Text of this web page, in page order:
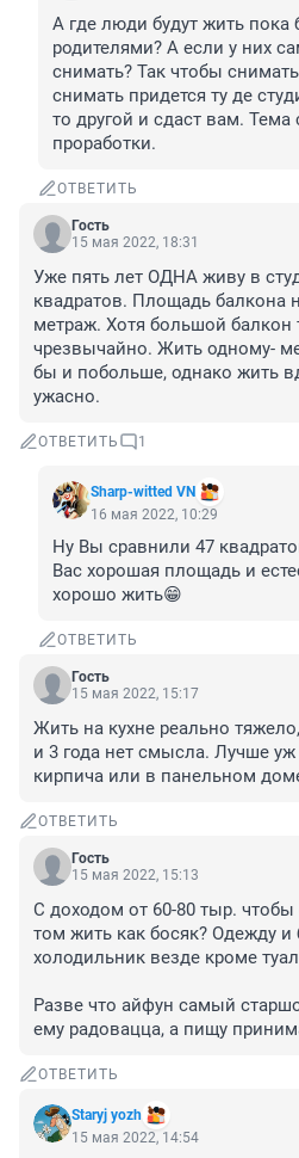
А где люди будут жить пока
родителями? А если у них
снимать? Так чтобы
снимать придется ту де
то другой и сдаст вам. Тема
проработки.
ОТВЕТИТЬ
Гость
15 мая 2022, 18:31
Уже пять лет ОДНА живу в
квадратов. Площадь балкона
метраж. Хотя большой балкон
чрезвычайно. Жить одному-
бы и побольше, однако жить
ужасно.
ОТВЕТИТЬ 1
Sharp-witted VN
16 мая 2022, 10:29
Ну Вы сравнили 47
Вас хорошая площадь и
хорошо жить😁
ОТВЕТИТЬ
Гость
15 мая 2022, 15:17
Жить на кухне реально
и 3 года нет смысла. Лучше
кирпича или в панельном
ОТВЕТИТЬ
Гость
15 мая 2022, 15:13
С доходом от 60-80 тыр. чтобы
том жить как босяк? Одежду и
холодильник везде кроме
Разве что айфун самый
ему радовацца, а пищу
ОТВЕТИТЬ
Staryj yozh
15 мая 2022, 14:54